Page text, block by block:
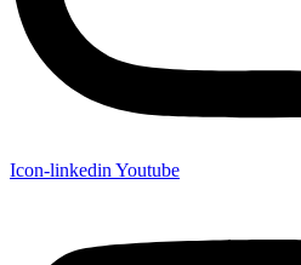
Icon-linkedin Youtube